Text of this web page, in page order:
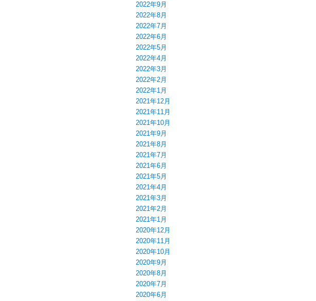
2022年9月
2022年8月
2022年7月
2022年6月
2022年5月
2022年4月
2022年3月
2022年2月
2022年1月
2021年12月
2021年11月
2021年10月
2021年9月
2021年8月
2021年7月
2021年6月
2021年5月
2021年4月
2021年3月
2021年2月
2021年1月
2020年12月
2020年11月
2020年10月
2020年9月
2020年8月
2020年7月
2020年6月